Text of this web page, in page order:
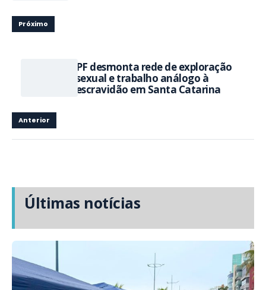
Próximo
PF desmonta rede de exploração
sexual e trabalho análogo à
escravidão em Santa Catarina
Anterior
Últimas notícias